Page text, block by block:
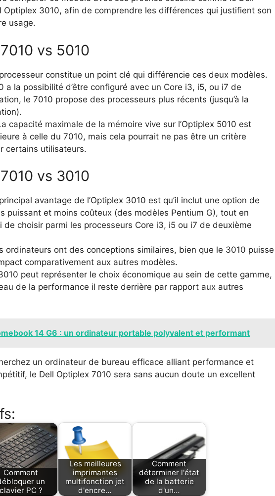
Optiplex 3010, afin de comprendre les différences qui justifient son
usage.
vs 5010
constitue un point clé qui différencie ces deux modèles.
a la possibilité d’être configuré avec un Core i3, i5, ou i7 de
le 7010 propose des processeurs plus récents (jusqu’à la
capacité maximale de la mémoire vive sur l’Optiplex 5010 est
à celle du 7010, mais cela pourrait ne pas être un critère
certains utilisateurs.
vs 3010
avantage de l’Optiplex 3010 est qu’il inclut une option de
puissant et moins coûteux (des modèles Pentium G), tout en
de choisir parmi les processeurs Core i3, i5 ou i7 de deuxième
ordinateurs ont des conceptions similaires, bien que le 3010 puisse
comparativement aux autres modèles.
peut représenter le choix économique au sein de cette gamme,
de la performance il reste derrière par rapport aux autres
14 G6 : un ordinateur portable polyvalent et performant
un ordinateur de bureau efficace alliant performance et
le Dell Optiplex 7010 sera sans aucun doute un excellent
Comment
un
clavier PC ?
Les meilleures
imprimantes
multifonction jet
d'encre…
Comment
déterminer l'état
de la batterie
d'un…